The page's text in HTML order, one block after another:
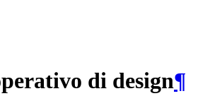
di design¶